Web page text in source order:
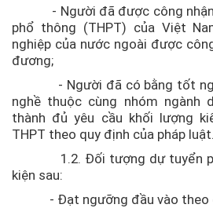
thạc
sĩ
tuyển
tiến
sĩ
+ Tin
- Người đã được công nhận
phổ thông (THPT) của Việt
nghiệp của nước ngoài được
đương;
- Người đã có bằng tốt
nghề thuộc cùng nhóm ngành
thành đủ yêu cầu khối lượng
THPT theo quy định của pháp luật.
1.2. Đối tượng dự tuyển
kiện sau:
- Đạt ngưỡng đầu vào theo